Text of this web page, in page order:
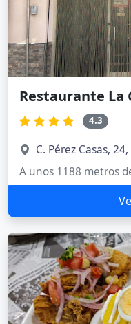
Restaurante La
4.3
C. Pérez Casas,
A unos 1188 metros